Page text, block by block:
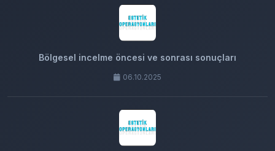
Bölgesel incelme öncesi ve sonrası sonuçları
06.10.2025